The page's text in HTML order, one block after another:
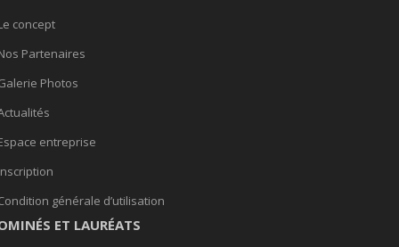
concept
Partenaires
Photos
entreprise
générale d’utilisation
ET LAURÉATS